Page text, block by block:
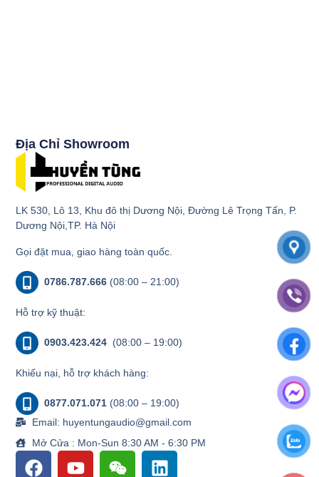
Địa Chỉ Showroom
LK 530, Lô 13, Khu đô thị Dương Nội, Đường Lê Trọng Tấn, P.
Dương Nội,TP. Hà Nội
Gọi đặt mua, giao hàng toàn quốc.
0786.787.666 (08:00 – 21:00)
Hỗ trợ kỹ thuật:
0903.423.424 (08:00 – 19:00)
Khiếu nại, hỗ trợ khách hàng:
0877.071.071 (08:00 – 19:00)
Email: huyentungaudio@gmail.com
Mở Cửa : Mon-Sun 8:30 AM - 6:30 PM